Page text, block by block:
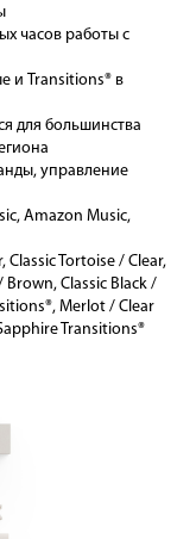
часов работы с
и Transitions® в
для большинства
управление
Amazon Music,
Classic Tortoise / Clear,
Brown, Classic Black /
Merlot / Clear
Transitions®